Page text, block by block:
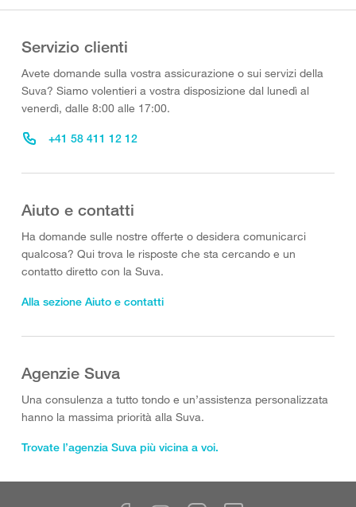
Servizio clienti
Avete domande sulla vostra assicurazione o sui servizi della
Suva? Siamo volentieri a vostra disposizione dal lunedì al
venerdì, dalle 8:00 alle 17:00.
+41 58 411 12 12
Aiuto e contatti
Ha domande sulle nostre offerte o desidera comunicarci
qualcosa? Qui trova le risposte che sta cercando e un
contatto diretto con la Suva.
Alla sezione Aiuto e contatti
Agenzie Suva
Una consulenza a tutto tondo e un’assistenza personalizzata
hanno la massima priorità alla Suva.
Trovate l’agenzia Suva più vicina a voi.